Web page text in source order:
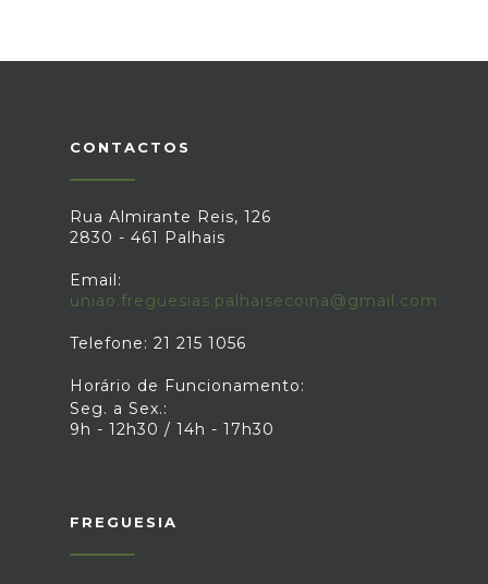
CONTACTOS
Rua Almirante Reis, 126
2830 - 461 Palhais
Email:
uniao.freguesias.palhaisecoina@gmail.com
Telefone: 21 215 1056
Horário de Funcionamento:
Seg. a Sex.:
9h - 12h30 / 14h - 17h30
FREGUESIA